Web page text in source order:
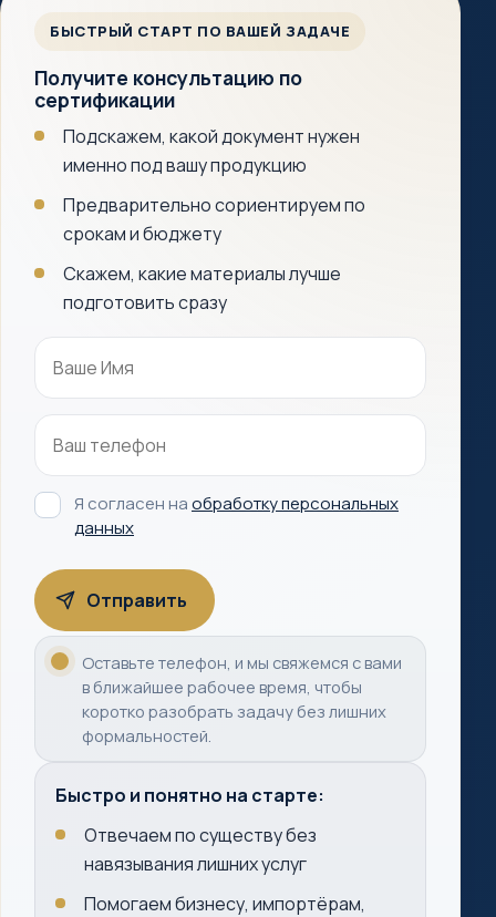
БЫСТРЫЙ СТАРТ ПО ВАШЕЙ ЗАДАЧЕ
Получите консультацию по
сертификации
Подскажем, какой документ нужен
именно под вашу продукцию
Предварительно сориентируем по
срокам и бюджету
Скажем, какие материалы лучше
подготовить сразу
Я согласен наобработку персональных
данных
Оставьте телефон, и мы свяжемся с вами
в ближайшее рабочее время, чтобы
коротко разобрать задачу без лишних
формальностей.
Быстро и понятно на старте:
Отвечаем по существу без
навязывания лишних услуг
Помогаем бизнесу, импортёрам,